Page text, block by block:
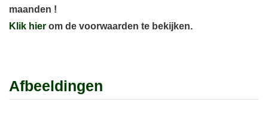
maanden !
Klik hier om de voorwaarden te bekijken.
Afbeeldingen